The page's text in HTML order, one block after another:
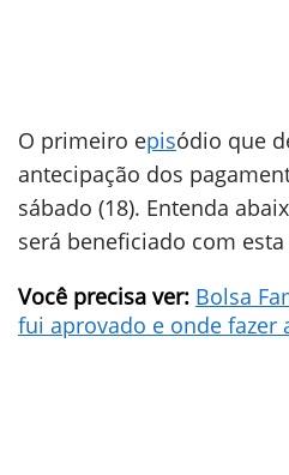
O primeiro episódio que
antecipação dos
sábado (18). Entenda
será beneficiado com
Você precisa ver: Bolsa
fui aprovado e onde fazer